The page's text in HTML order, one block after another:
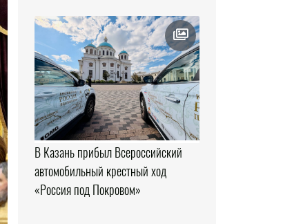
В Казань прибыл Всероссийский
автомобильный крестный ход
«Россия под Покровом»